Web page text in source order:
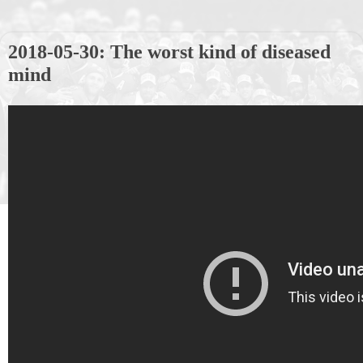
2018-05-30: The worst kind of diseased
mind